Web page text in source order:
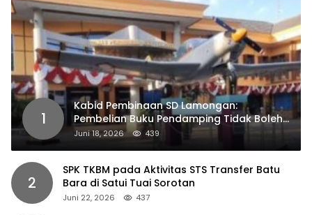
1
Kabid Pembinaan SD Lamongan:
Pembelian Buku Pendamping Tidak Boleh
Dipaksakan
Juni 18, 2026 439
2
SPK TKBM pada Aktivitas STS Transfer Batu
Bara di Satui Tuai Sorotan
Juni 22, 2026 437